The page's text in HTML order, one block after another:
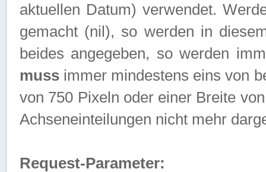
aktuellen Datum) verwendet.
gemacht (nil), so werden in
beides angegeben, so werden
muss immer mindestens eins von
von 750 Pixeln oder einer Breite
Achseneinteilungen nicht mehr
Request-Parameter: